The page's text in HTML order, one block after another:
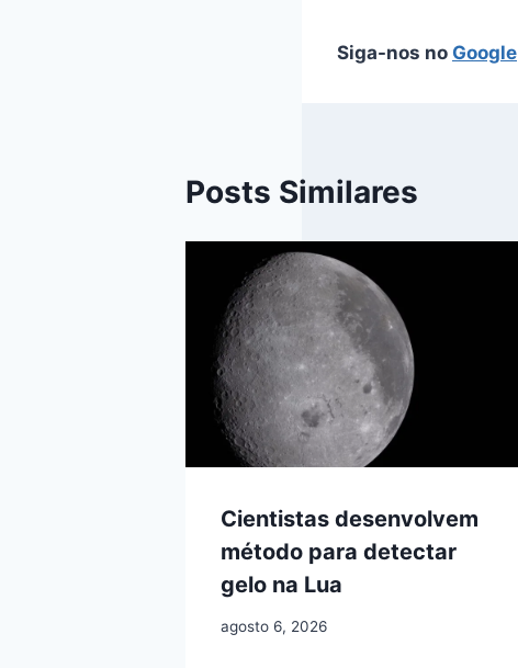
Siga-nos no Google
Posts Similares
Cientistas desenvolvem
método para detectar
gelo na Lua
agosto 6, 2026